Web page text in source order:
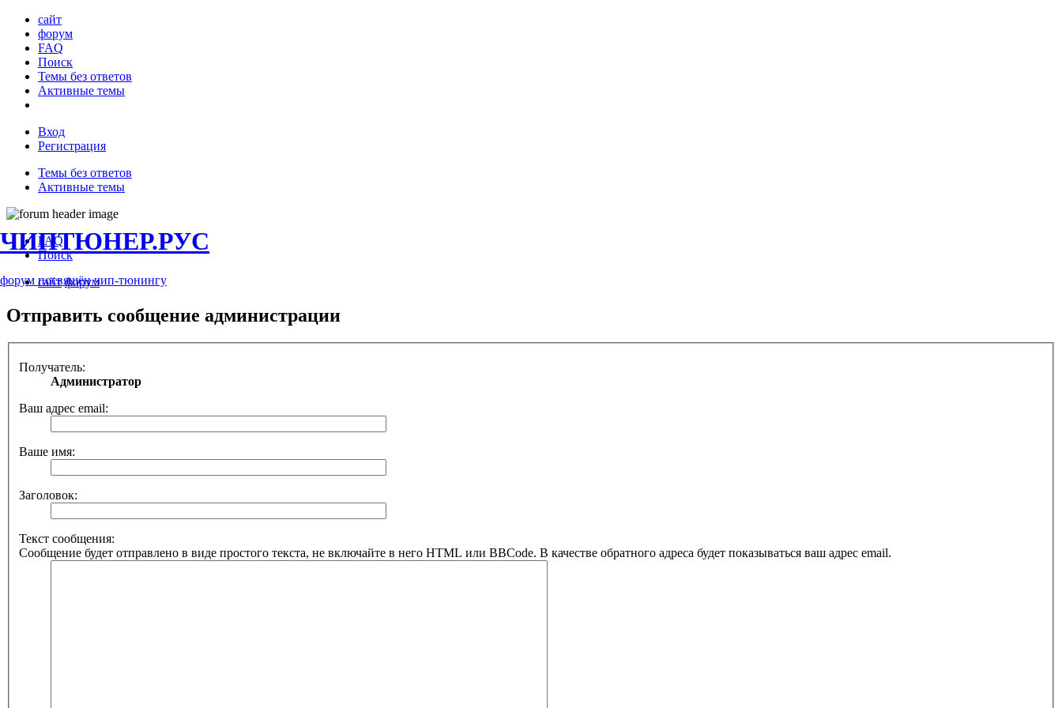
сайт
форум
FAQ
Поиск
Темы без ответов
Активные темы
Вход
Регистрация
Темы без ответов
Активные темы
ЧИПТЮНЕР.РУС
форум посвящён чип-тюнингу
FAQ
Поиск
сайт форум
Отправить сообщение администрации
Получатель:
Администратор
Ваш адрес email:
Ваше имя:
Заголовок:
Текст сообщения:
Сообщение будет отправлено в виде простого текста, не включайте в него HTML или BBCode. В качестве обратного адреса будет показываться ваш адрес email.